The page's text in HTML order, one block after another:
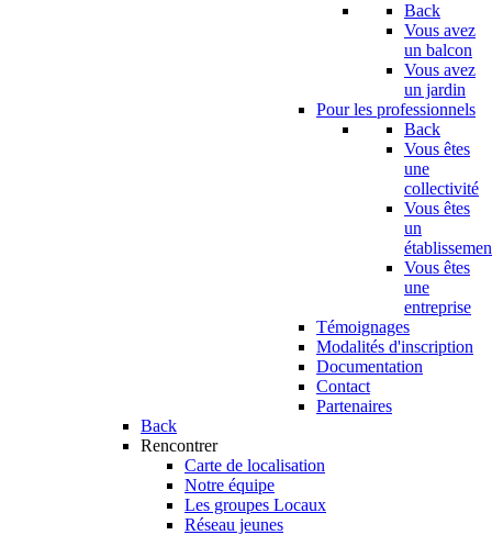
Back
Vous avez
un balcon
Vous avez
un jardin
Pour les professionnels
Back
Vous êtes
une
collectivité
Vous êtes
un
Vous êtes
une
entreprise
Témoignages
Modalités d'inscription
Documentation
Contact
Partenaires
Back
Rencontrer
Carte de localisation
Notre équipe
Les groupes Locaux
Réseau jeunes